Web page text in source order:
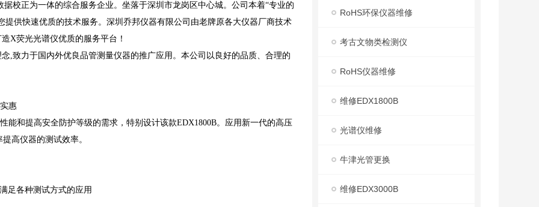
校正为一体的综合服务企业。坐落于深圳市龙岗区中心城。公司本着“专业的
供快速优质的技术服务。深圳乔邦仪器有限公司由老牌原各大仪器厂商技术
X荧光光谱仪优质的服务平台！
力于国内外优良品管测量仪器的推广应用。本公司以良好的品质、合理的
惠
和提高安全防护等级的需求，特别设计该款EDX1800B。应用新一代的高压
高仪器的测试效率。
各种测试方式的应用
RoHS环保仪器维修
考古文物类检测仪
RoHS仪器维修
维修EDX1800B
光谱仪维修
牛津光管更换
维修EDX3000B